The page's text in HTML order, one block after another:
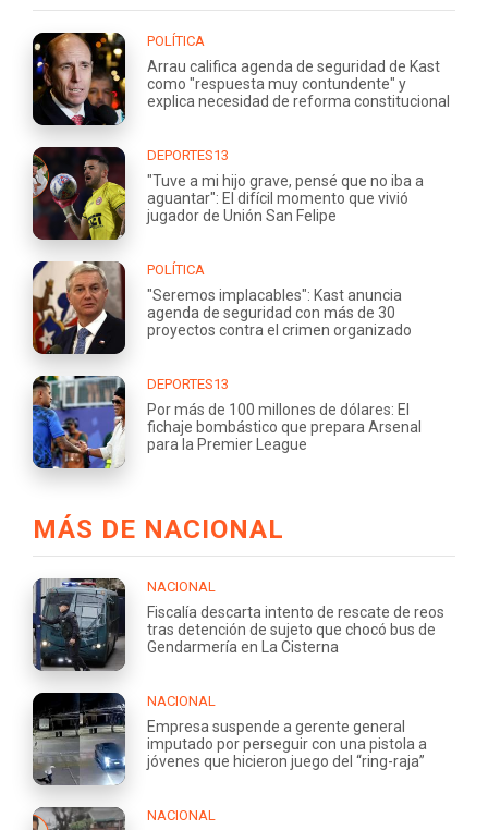
POLÍTICA
Arrau califica agenda de seguridad de Kast
como "respuesta muy contundente" y
explica necesidad de reforma constitucional
DEPORTES13
"Tuve a mi hijo grave, pensé que no iba a
aguantar": El difícil momento que vivió
jugador de Unión San Felipe
POLÍTICA
"Seremos implacables": Kast anuncia
agenda de seguridad con más de 30
proyectos contra el crimen organizado
DEPORTES13
Por más de 100 millones de dólares: El
fichaje bombástico que prepara Arsenal
para la Premier League
MÁS DE NACIONAL
NACIONAL
Fiscalía descarta intento de rescate de reos
tras detención de sujeto que chocó bus de
Gendarmería en La Cisterna
NACIONAL
Empresa suspende a gerente general
imputado por perseguir con una pistola a
jóvenes que hicieron juego del “ring-raja”
NACIONAL